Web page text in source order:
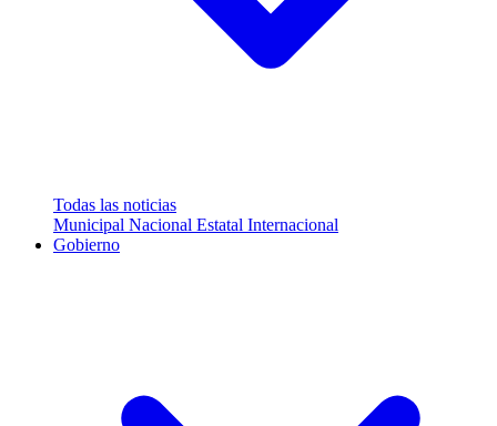
Todas las noticias
Municipal Nacional Estatal Internacional
Gobierno